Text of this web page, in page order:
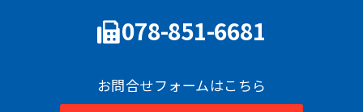
078-851-6681
お問合せフォームはこちら